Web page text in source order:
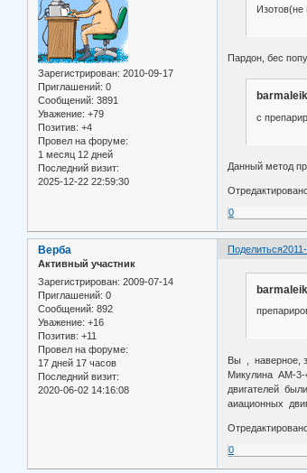
Зарегистрирован: 2010-09-17
Приглашений: 0
Сообщений: 3891
Уважение: +79
Позитив: +4
Провел на форуме:
1 месяц 12 дней
Последний визит:
2025-12-22 22:59:30
Изотов(не
Пардон, бес
с
Данный метод
0
Поделиться
Верба
Активный участник
Зарегистрирован: 2009-07-14
Приглашений: 0
Сообщений: 892
Уважение: +16
Позитив: +11
Провел на форуме:
17 дней 17 часов
Последний визит:
2020-06-02 14:16:08
Вы , наверное,
Микулина АМ-3-
двигателей
аиационных
0